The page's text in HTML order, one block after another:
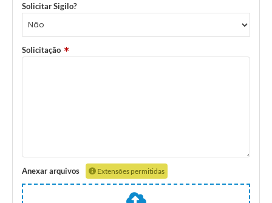
Solicitar Sigilo?
Solicitação
Anexar arquivos Extensões permitidas